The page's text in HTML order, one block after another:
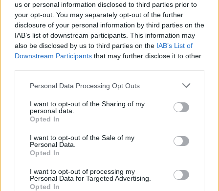
us or personal information disclosed to third parties prior to
your opt-out. You may separately opt-out of the further
disclosure of your personal information by third parties on the
IAB’s list of downstream participants. This information may
also be disclosed by us to third parties on the IAB’s List of
Downstream Participants that may further disclose it to other
Personal Data Processing Opt Outs
I want to opt-out of the Sharing of my
personal data.
Opted In
I want to opt-out of the Sale of my
Personal Data.
Opted In
I want to opt-out of processing my
Personal Data for Targeted Advertising.
Opted In
Η Blake Lively... έδωσε στεγνά τους σχεδιαστές
για τα περιορισμένα μεγέθη δειγμάτων
Η ηθοποιός είναι icon της μόδας από τις μέρες της
στο «Gossip Girl». Έτσι, είναι εύκολο να
προσπαθούν να την ντύσουν ανεξάρτητα από το
μέγεθος που φοράει, σωστά; Οχι τόσο πολύ.Το
2021, η Blake πόσταρε μια ιστορία στο Instagram
για να μοιραστεί πόσο δύσκολο ήταν να βρει
ρούχα για επίσημες εκδηλώσεις σε μεγέθη που δεν